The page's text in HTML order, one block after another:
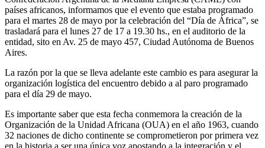
países africanos, informamos que el evento que estaba programado
para el martes 28 de mayo por la celebración del “Día de África”, se
trasladará para el lunes 27 de 17 a 19.30 hs., en el auditorio de la
entidad, sito en Av. 25 de mayo 457, Ciudad Autónoma de Buenos
Aires.
La razón por la que se lleva adelante este cambio es para asegurar la
organización logística del encuentro debido a al paro programado
para el día 29 de mayo.
Es importante saber que esta fecha conmemora la creación de la
Organización de la Unidad Africana (OUA) en el año 1963, cuando
32 naciones de dicho continente se comprometieron por primera vez
en la historia a ser una única voz apostando a la integración y el